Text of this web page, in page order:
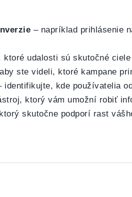
– napríklad prihlásenie
ktoré udalosti sú skutočné
ste videli, ktoré kampane
identifikujte, kde používatelia
ktorý vám umožní robiť
skutočne podporí rast